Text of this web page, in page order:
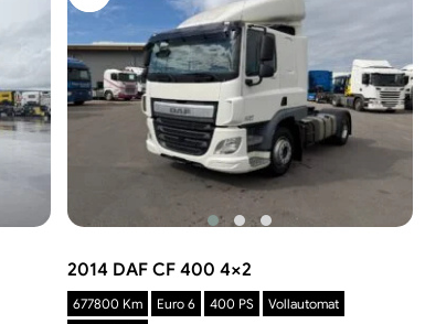
2014 DAF CF 400 4×2
677800 Km Euro 6 400 PS
Vollautomat